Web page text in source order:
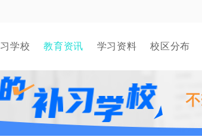
学校 教育资讯 学习资料 校区分布